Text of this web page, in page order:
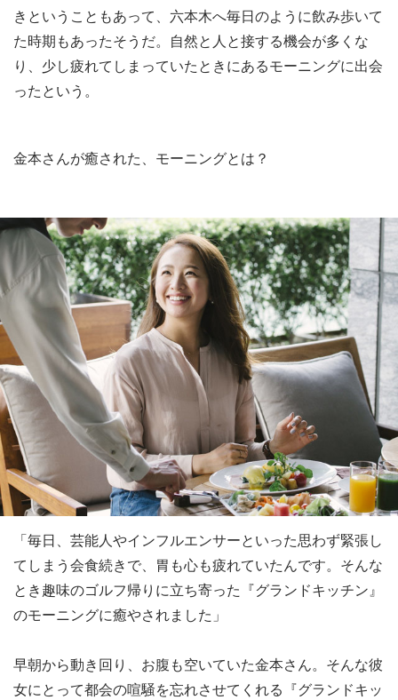
きということもあって、六本木へ毎日のように飲み歩いて
た時期もあったそうだ。自然と人と接する機会が多くな
り、少し疲れてしまっていたときにあるモーニングに出会
ったという。
金本さんが癒された、モーニングとは？
「毎日、芸能人やインフルエンサーといった思わず緊張し
てしまう会食続きで、胃も心も疲れていたんです。そんな
とき趣味のゴルフ帰りに立ち寄った『グランドキッチン』
のモーニングに癒やされました」
早朝から動き回り、お腹も空いていた金本さん。そんな彼
女にとって都会の喧騒を忘れさせてくれる『グランドキッ